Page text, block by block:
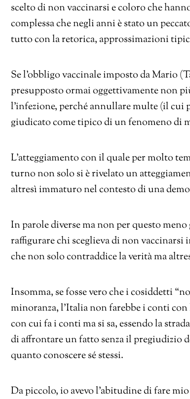
scelto di non vaccinarsi e coloro che
complessa che negli anni è stato un
tutto con la retorica, approssimazioni
Se l’obbligo vaccinale imposto da Mario
presupposto ormai oggettivamente non
l’infezione, perché annullare multe (il cui
giudicato come tipico di un fenomeno di
L’atteggiamento con il quale per molto
turno non solo si è rivelato un
altresì immaturo nel contesto di una
In parole diverse ma non per questo
raffigurare chi sceglieva di non
che non solo contraddice la verità ma
Insomma, se fosse vero che i cosiddetti
minoranza, l’Italia non farebbe i conti con
con cui fa i conti ma si sa, essendo la
di affrontare un fatto senza il pregiudizio
quanto conoscere sé stessi.
Da piccolo, io avevo l’abitudine di fare